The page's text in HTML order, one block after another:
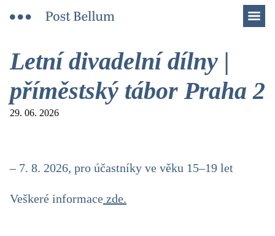
Letní divadelní dílny |
příměstský tábor Praha 2
29. 06. 2026
– 7. 8. 2026, pro účastníky ve věku 15–19 let
Veškeré informace zde.